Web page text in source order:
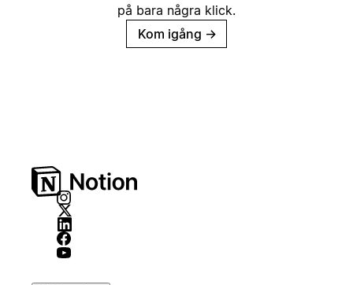
på bara några klick.
Kom igång →